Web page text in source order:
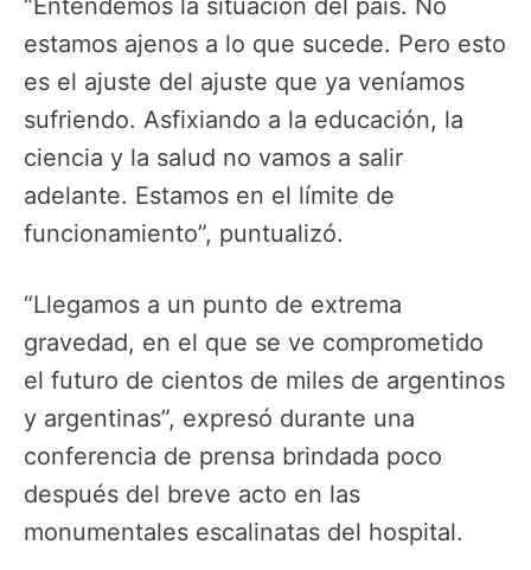
“Entendemos la situación del país. No
estamos ajenos a lo que sucede. Pero esto
es el ajuste del ajuste que ya veníamos
sufriendo. Asfixiando a la educación, la
ciencia y la salud no vamos a salir
adelante. Estamos en el límite de
funcionamiento”, puntualizó.
“Llegamos a un punto de extrema
gravedad, en el que se ve comprometido
el futuro de cientos de miles de argentinos
y argentinas”, expresó durante una
conferencia de prensa brindada poco
después del breve acto en las
monumentales escalinatas del hospital.